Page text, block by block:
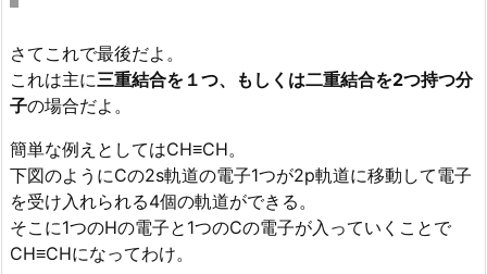
さてこれで最後だよ。
これは主に三重結合を１つ、もしくは二重結合を2つ持つ分
子の場合だよ。
簡単な例えとしてはCH≡CH。
下図のようにCの2s軌道の電子1つが2p軌道に移動して電子
を受け入れられる4個の軌道ができる。
そこに1つのHの電子と1つのCの電子が入っていくことで
CH≡CHになってわけ。